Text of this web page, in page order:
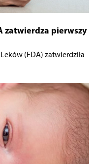
zatwierdza pierwszy
(FDA) zatwierdziła